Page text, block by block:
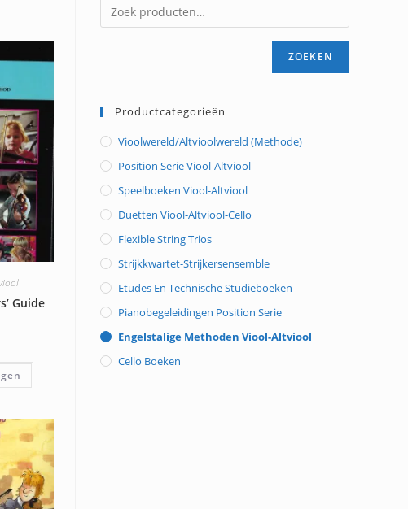
Guide
ZOEKEN
Productcategorieën
Vioolwereld/Altvioolwereld (methode)
Position Serie Viool-Altviool
Speelboeken Viool-Altviool
Duetten Viool-Altviool-Cello
Flexible String Trios
Strijkkwartet-Strijkersensemble
Etüdes En Technische Studieboeken
Pianobegeleidingen Position Serie
Engelstalige Methoden Viool-Altviool
Cello Boeken